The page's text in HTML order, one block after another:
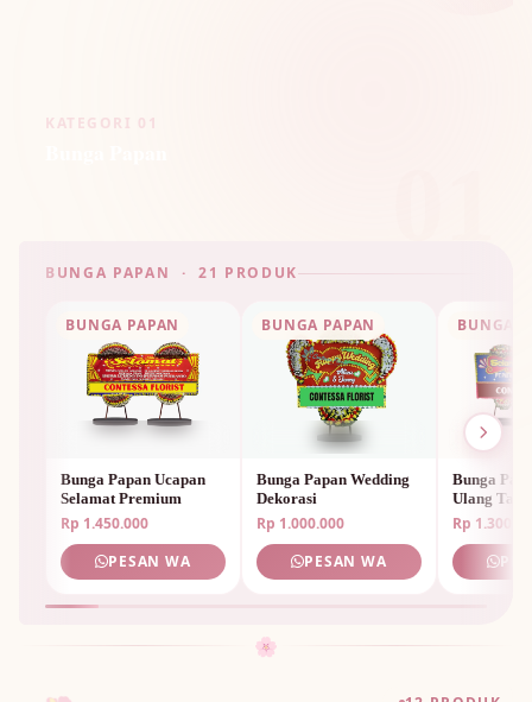
KATEGORI 01
BUNGA PAPAN · 21 PRODUK
BUNGA PAPAN
Bunga Papan Ucapan
Selamat Premium
Rp 1.450.000
PESAN WA
BUNGA PAPAN
Bunga Papan Wedding
Dekorasi
Rp 1.000.000
PESAN WA
BUNGA
Bunga
Ulang
Unik
Rp
🌸